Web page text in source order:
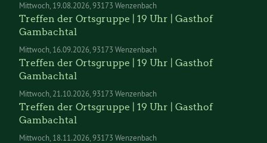
Mittwoch 19.08.2026 93173 Wenzenbach
Treffen der Ortsgruppe | 19 Uhr | Gasthof
Gambachtal
Mittwoch 16.09.2026 93173 Wenzenbach
Treffen der Ortsgruppe | 19 Uhr | Gasthof
Gambachtal
Mittwoch 21.10.2026 93173 Wenzenbach
Treffen der Ortsgruppe | 19 Uhr | Gasthof
Gambachtal
Mittwoch 18.11.2026 93173 Wenzenbach